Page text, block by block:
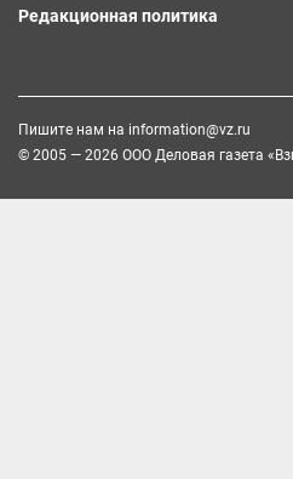
Редакционная политика
Пишите нам на information@vz.ru
© 2005 — 2026 ООО Деловая газета